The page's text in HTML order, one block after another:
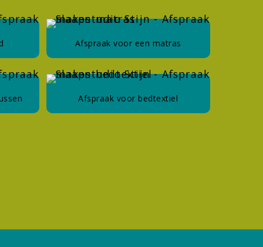
Afspraak voor een matras
Afspraak voor bedtextiel